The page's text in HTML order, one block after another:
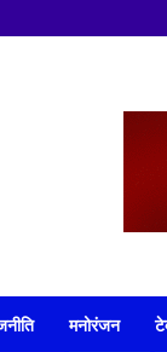
मनोरंजन